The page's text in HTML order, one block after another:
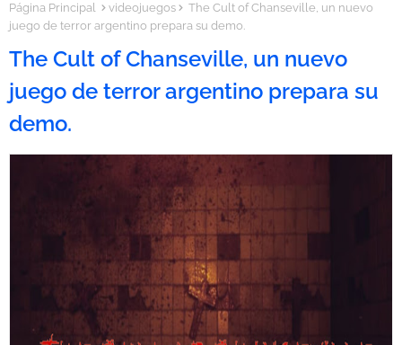
Página Principal videojuegos
The Cult of Chanseville, un nuevo
juego de terror argentino prepara su demo.
The Cult of Chanseville, un nuevo
juego de terror argentino prepara su
demo.